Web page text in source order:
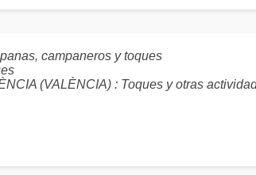
campaneros y toques
(VALÈNCIA) : Toques y otras